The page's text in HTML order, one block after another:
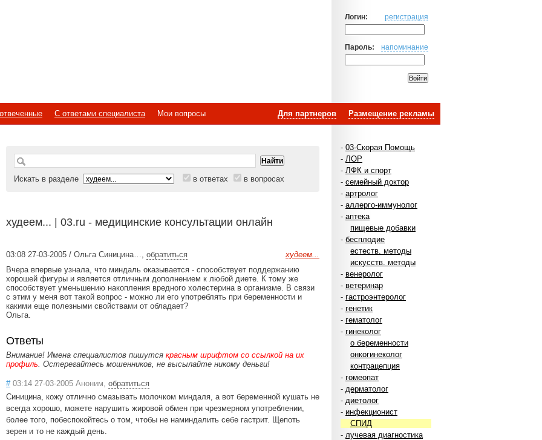
Логин: регистрация
Пароль: напоминание
Размещение рекламы
Для партнеров
С ответами специалиста
Мои вопросы
- 03-Скорая Помощь
- ЛОР
- ЛФК и спорт
- семейный доктор
- артролог
- аллерго-иммунолог
- аптека
пищевые добавки
- бесплодие
естеств. методы
искусств. методы
- венеролог
- ветеринар
- гастроэнтеролог
- генетик
- гематолог
- гинеколог
о беременности
онкогинеколог
контрацепция
- гомеопат
- дерматолог
- диетолог
- инфекционист
СПИД
- лучевая диагностика
Искать в разделе в ответах в вопросах
худеем... | 03.ru - медицинские консультации онлайн
худеем...
03:08 27-03-2005 / Ольга Синицина…, обратиться
Вчера впервые узнала, что миндаль оказывается - способствует поддержанию
хорошей фигуры и является отличным дополнением к любой диете. К тому же
способствует уменьшению накопления вредного холестерина в организме. В связи
с этим у меня вот такой вопрос - можно ли его употреблять при беременности и
какими еще полезными свойствами от обладает?
Ольга.
Ответы
Внимание! Имена специалистов пишутся красным шрифтом со ссылкой на их
профиль. Остерегайтесь мошенников, не высылайте никому деньги!
#03:14 27-03-2005 Аноним, обратиться
Синицина, кожу отлично смазывать молочком миндаля, а вот беременной кушать не
всегда хорошо, можете нарушить жировой обмен при чрезмерном употреблении,
более того, побеспокойтесь о том, чтобы не наминдалить себе гастрит. Щепоть
зерен и то не каждый день.